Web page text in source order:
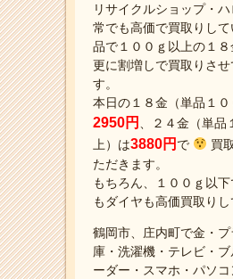
リサイクルショップ・
常でも高価で買取りし
品で１００ｇ以上の１
更に割増しで買取りさせ
す。
本日の１８金（単品１
2950円
、２４金（単品
上）は3880円 で
買
ただきます。
もちろん、１００ｇ以
もダイヤも高価買取りし
鶴岡市、庄内町で金・
庫・洗濯機・テレビ・
ーダー・スマホ・パソ